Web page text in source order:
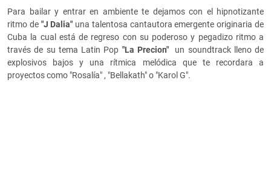
Para bailar y entrar en ambiente te dejamos con el hipnotizante
ritmo de "J Dalia" una talentosa cantautora emergente originaria de
Cuba la cual está de regreso con su poderoso y pegadizo ritmo a
través de su tema Latin Pop "La Precion"
un soundtrack lleno de
explosivos bajos y una rítmica melódica que te recordara a
proyectos como "Rosalía" , "Bellakath" o "Karol G".